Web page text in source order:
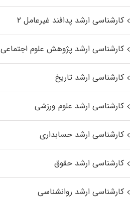
کارشناسی ارشد پدافند غیرعامل ۲
کارشناسی ارشد پژوهش علوم اجتماعی
کارشناسی ارشد تاریخ
کارشناسی ارشد علوم ورزشی
کارشناسی ارشد حسابداری
کارشناسی ارشد حقوق
کارشناسی ارشد روانشناسی